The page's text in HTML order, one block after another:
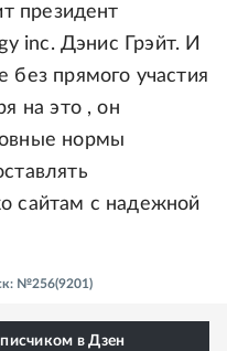
президент
inc. Дэнис Грэйт. И
прямого участия
на это , он
нормы
сайтам с надежной
№256(9201)
в Дзен